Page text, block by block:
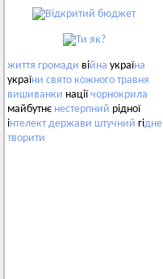
життя громади війна україна
україни свято кожного травня
вишиванки націїчорнокрила
майбутнє нестерпний рідної
інтелект держави штучний гідне
творити